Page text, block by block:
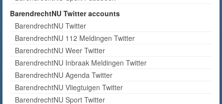
BarendrechtNU Twitter accounts
BarendrechtNU Twitter
BarendrechtNU 112 Meldingen Twitter
BarendrechtNU Weer Twitter
BarendrechtNU Inbraak Meldingen Twitter
BarendrechtNU Agenda Twitter
BarendrechtNU Vliegtuigen Twitter
BarendrechtNU Sport Twitter